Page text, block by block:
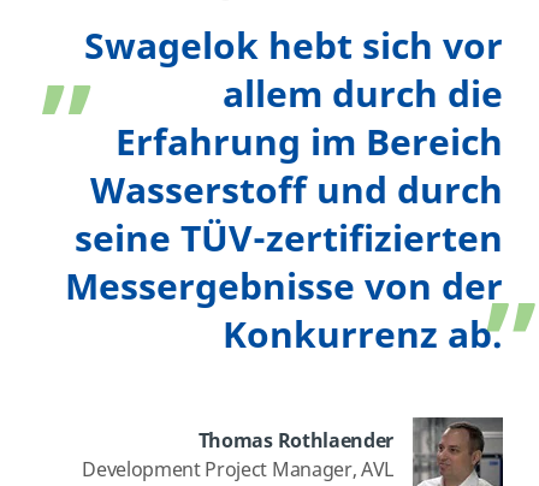
„Swagelok hebt sich vor
allem durch die
Erfahrung im Bereich
Wasserstoff und durch
seine TÜV-zertifizierten
Messergebnisse von der
Konkurrenz ab.
Thomas Rothlaender
Development Project Manager, AVL